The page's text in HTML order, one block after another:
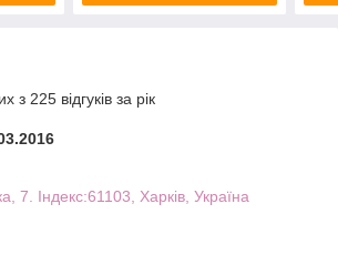
з 225 відгуків за рік
7. Індекс:61103, Харків, Україна